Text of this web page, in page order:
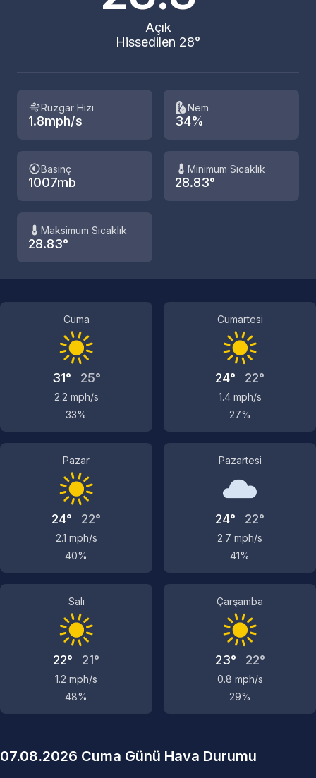
Açık
Hissedilen 28°
Rüzgar Hızı
1.8mph/s
Nem
34%
Basınç
1007mb
Minimum Sıcaklık
28.83°
Maksimum Sıcaklık
28.83°
Cuma
31° 25°
2.2 mph/s
33%
Cumartesi
24° 22°
1.4 mph/s
27%
Pazar
24° 22°
2.1 mph/s
40%
Pazartesi
24° 22°
2.7 mph/s
41%
Salı
22° 21°
1.2 mph/s
48%
Çarşamba
23° 22°
0.8 mph/s
29%
07.08.2026 Cuma Günü Hava Durumu